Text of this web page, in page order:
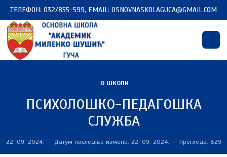
ТЕЛЕФОН: 032/855-599, EMAIL: OSNOVNASKOLAGUCA@GMAIL.COM
ПСИХОЛОШКО-ПЕДАГОШКА
СЛУЖБА
О ШКОЛИ
22. 09. 2024. Датум последње измене: 22. 09. 2024. Прегледа: 829